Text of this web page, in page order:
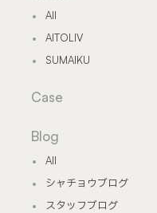
All
AITOLIV
SUMAIKU
Case
Blog
All
シャチョウブログ
スタッフブログ